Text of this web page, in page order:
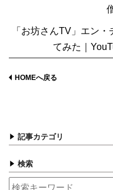
「お坊さんTV」エン
てみた｜
HOMEへ戻る
記事カテゴリ
検索